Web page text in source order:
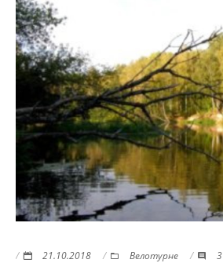
21.10.2018 Велотурне 3